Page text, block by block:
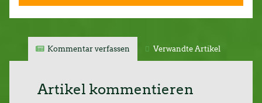
Kommentar verfassen Verwandte Artikel
Artikel kommentieren